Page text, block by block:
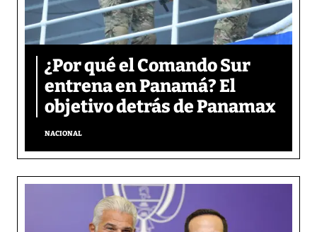
¿Por qué el Comando Sur
entrena en Panamá? El
objetivo detrás de Panamax
NACIONAL